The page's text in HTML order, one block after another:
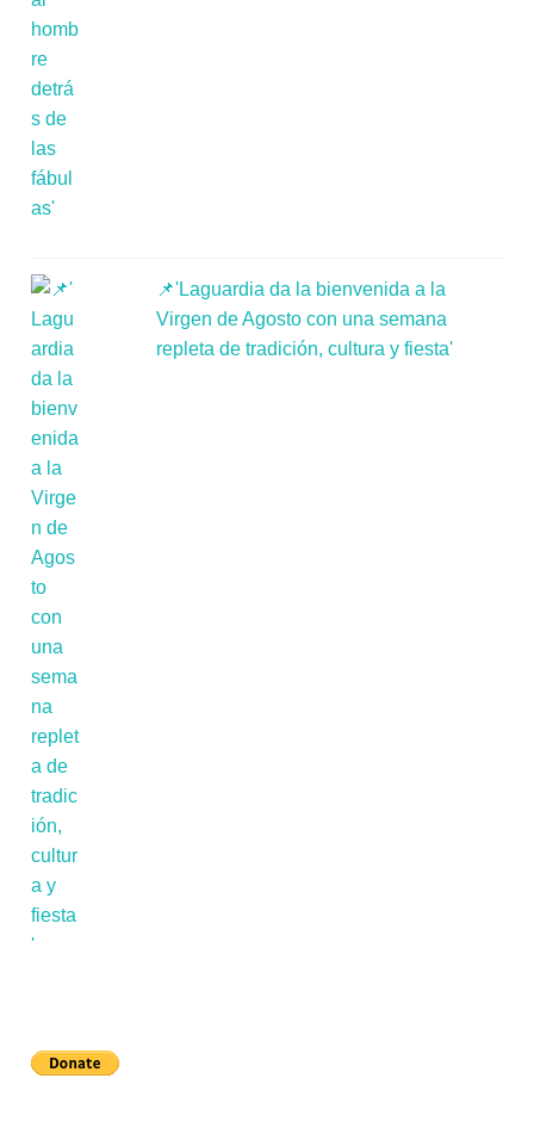
📌'Laguardia da la bienvenida a la
Virgen de Agosto con una semana
repleta de tradición, cultura y fiesta'